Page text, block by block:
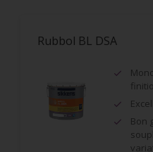
Rubbol BL DSA
Bon